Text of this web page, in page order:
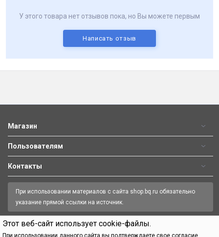
Этот веб-сайт использует cookie-файлы.
При использовании данного сайта вы подтверждаете свое согласие
У этого товара нет отзывов пока, но Вы можете первым
Написать отзыв
Магазин
Пользователям
Контакты
При использовании материалов с сайта shop.bq.ru обязательно
указание прямой ссылки на источник.
8 (800) 500 32 90 Пн—Пт 09:00-18:00